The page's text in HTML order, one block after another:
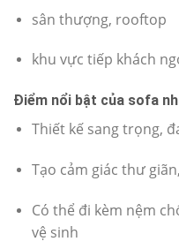
sân thượng, rooftop
khu vực tiếp khách
Điểm nổi bật của sofa
Thiết kế sang trọng,
Tạo cảm giác thư
Có thể đi kèm nệm
vệ sinh